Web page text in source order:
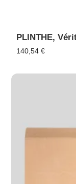
140,54€